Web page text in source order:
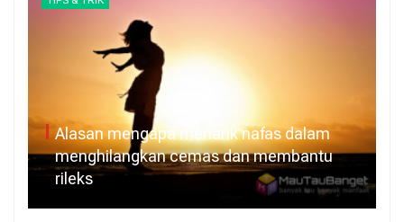
Alasan mengapa menarik nafas dalam
menghilangkan cemas dan membantu
rileks